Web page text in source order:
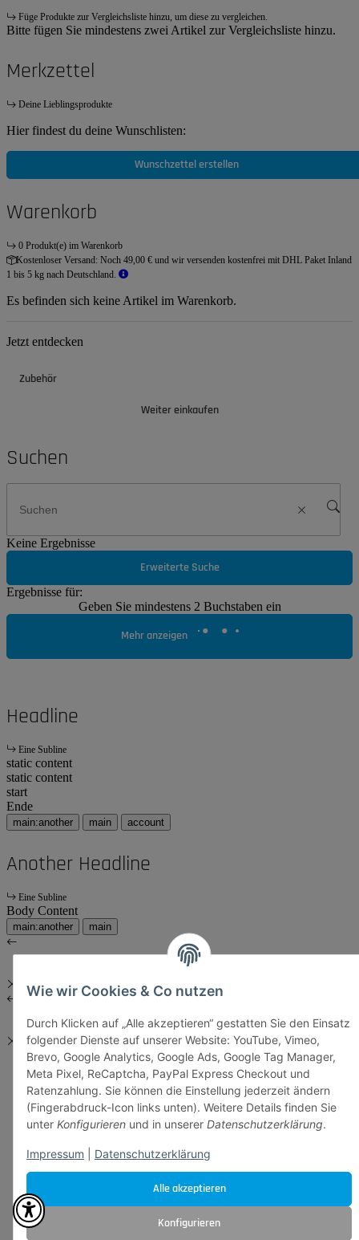
Alle akzeptieren
Konfigurieren
Wie wir Cookies & Co nutzen
Durch Klicken auf „Alle akzeptieren“ gestatten Sie den Einsatz
folgender Dienste auf unserer Website: YouTube, Vimeo,
Brevo, Google Analytics, Google Ads, Google Tag Manager,
Meta Pixel, ReCaptcha, PayPal Express Checkout und
Ratenzahlung. Sie können die Einstellung jederzeit ändern
(Fingerabdruck-Icon links unten). Weitere Details finden Sie
unter Konfigurieren und in unserer Datenschutzerklärung.
Impressum Datenschutzerklärung
Füge Produkte zur Vergleichsliste hinzu, um diese zu vergleichen.
Bitte fügen Sie mindestens zwei Artikel zur Vergleichsliste hinzu.
Merkzettel
Deine Lieblingsprodukte
Hier findest du deine Wunschlisten:
Wunschzettel erstellen
Warenkorb
0 Produkt(e) im Warenkorb
Kostenloser Versand: Noch 49,00 € und wir versenden kostenfrei mit DHL Paket Inland
1 bis 5 kg nach Deutschland.
Es befinden sich keine Artikel im Warenkorb.
Jetzt entdecken
Zubehör
Weiter einkaufen
Suchen
Keine Ergebnisse
Erweiterte Suche
Ergebnisse für:
Geben Sie mindestens 2 Buchstaben ein
Mehr anzeigen
Headline
Eine Subline
static content
static content
start
Ende
main:another main account
Another Headline
Eine Subline
Body Content
main:another main